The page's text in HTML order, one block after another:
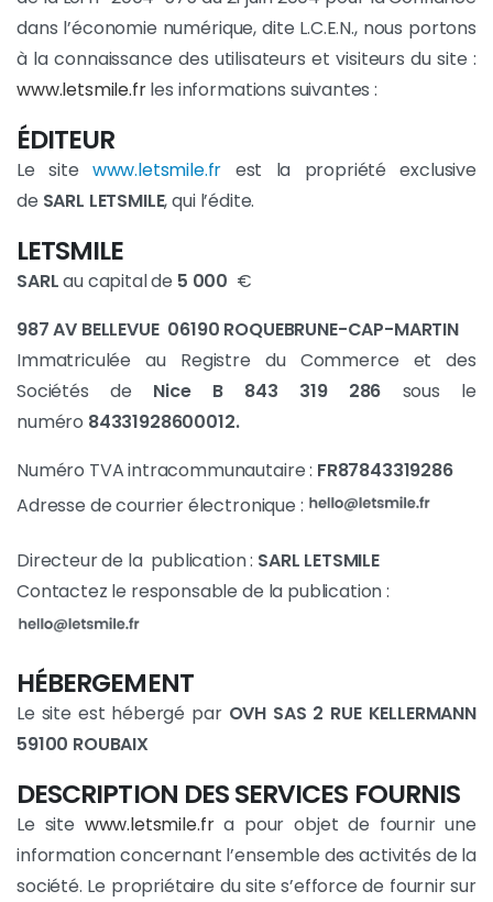
dans l’économie numérique, dite L.C.E.N., nous portons
à la connaissance des utilisateurs et visiteurs du site :
www.letsmile.frles informations suivantes :
ÉDITEUR
Le site www.letsmile.fr est la propriété exclusive
de SARL LETSMILE, qui l’édite.
LETSMILE
SARLau capital de 5 000 €
987 AV BELLEVUE 06190 ROQUEBRUNE-CAP-MARTIN
Immatriculée au Registre du Commerce et des
Sociétés de Nice B 843 319 286 sous le
numéro 84331928600012.
Numéro TVA intracommunautaire : FR87843319286
Adresse de courrier électronique :
Directeur de la publication : SARL LETSMILE
Contactez le responsable de la publication :
HÉBERGEMENT
Le site est hébergé par OVH SAS 2 RUE KELLERMANN
59100 ROUBAIX
DESCRIPTION DES SERVICES FOURNIS
Le site www.letsmile.fra pour objet de fournir une
information concernant l’ensemble des activités de la
société. Le propriétaire du site s’efforce de fournir sur